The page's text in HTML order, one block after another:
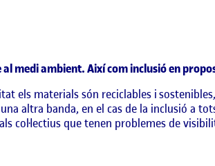
medi ambient. Així com inclusió en
els materials són reciclables i
altra banda, en el cas de la inclusió a
col·lectius que tenen problemes de